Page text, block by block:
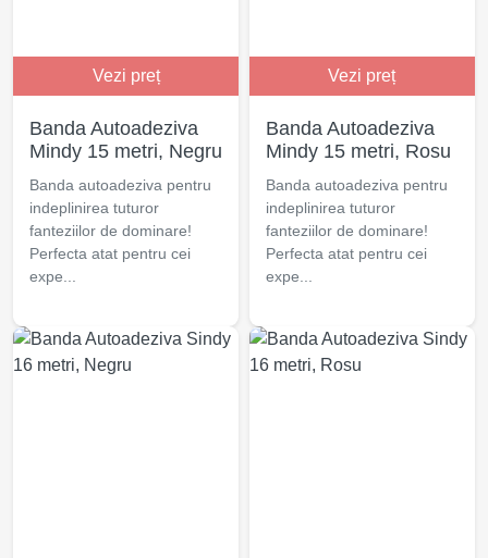
Vezi preț
Banda Autoadeziva
Mindy 15 metri, Negru
Banda autoadeziva pentru
indeplinirea tuturor
fanteziilor de dominare!
Perfecta atat pentru cei
expe...
Vezi preț
Banda Autoadeziva
Mindy 15 metri, Rosu
Banda autoadeziva pentru
indeplinirea tuturor
fanteziilor de dominare!
Perfecta atat pentru cei
expe...